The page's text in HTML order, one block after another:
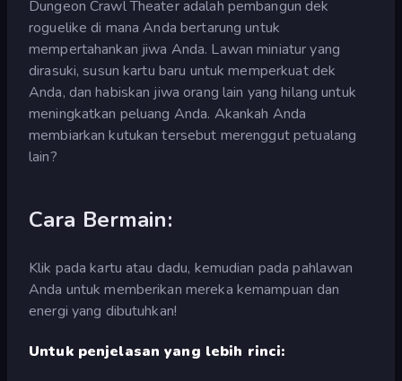
Dungeon Crawl Theater adalah pembangun dek
roguelike di mana Anda bertarung untuk
mempertahankan jiwa Anda. Lawan miniatur yang
dirasuki, susun kartu baru untuk memperkuat dek
Anda, dan habiskan jiwa orang lain yang hilang untuk
meningkatkan peluang Anda. Akankah Anda
membiarkan kutukan tersebut merenggut petualang
lain?
Cara Bermain:
Klik pada kartu atau dadu, kemudian pada pahlawan
Anda untuk memberikan mereka kemampuan dan
energi yang dibutuhkan!
Untuk penjelasan yang lebih rinci: